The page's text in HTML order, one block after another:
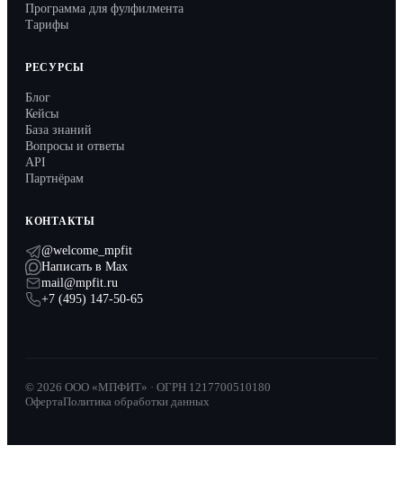
Программа для фулфилмента
Тарифы
РЕСУРСЫ
Блог
Кейсы
База знаний
Вопросы и ответы
API
Партнёрам
КОНТАКТЫ
@welcome_mpfit
Написать в Max
mail@mpfit.ru
+7 (495) 147-50-65
© 2026 ООО «МПФИТ» · ОГРН 1217700510180
ОфертаПолитика обработки данных